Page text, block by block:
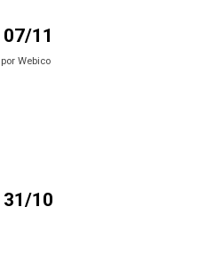
11
porWebico
10